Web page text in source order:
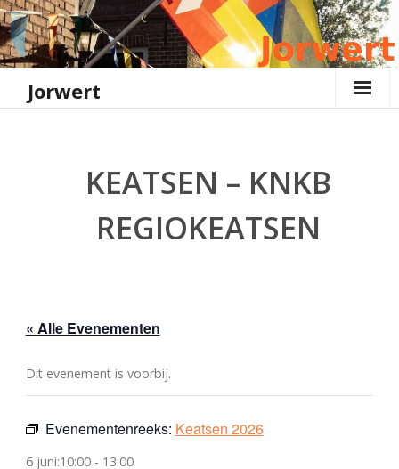
Ga
naar
de
Jorwert
KEATSEN – KNKB
REGIOKEATSEN
« Alle Evenementen
Dit evenement is voorbij.
Evenementenreeks: Keatsen 2026
6 juni:10:00- 13:00